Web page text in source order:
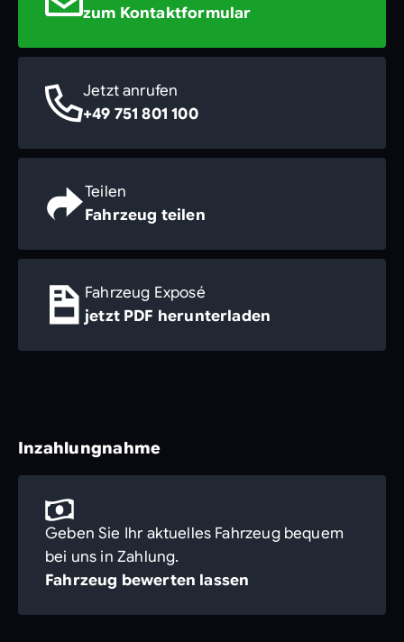
zum Kontaktformular
Jetzt anrufen
+49 751 801 100
Teilen
Fahrzeug teilen
Fahrzeug Exposé
jetzt PDF herunterladen
Inzahlungnahme
Geben Sie Ihr aktuelles Fahrzeug bequem
bei uns in Zahlung.
Fahrzeug bewerten lassen